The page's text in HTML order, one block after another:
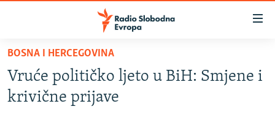
Pređite
glavni
sadržaj
BOSNA I HERCEGOVINA
BOSNA I HERCEGOVINA
Vruće političko ljeto u BiH: Smjene i
krivične prijave